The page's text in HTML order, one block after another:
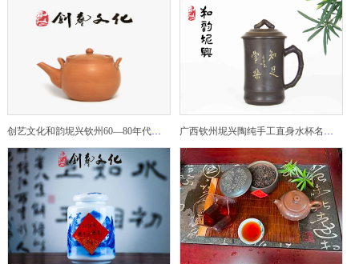
创艺文化和韵坭兴钦州60—80年代坭兴陶老壶——玉奎壶 广西钦州坭兴陶纯手工直身水杯名家陶瓷大师紫砂建水紫陶